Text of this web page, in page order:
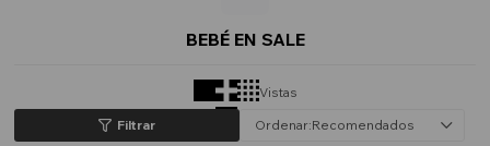
BEBÉ EN SALE
Vistas
Recomendados